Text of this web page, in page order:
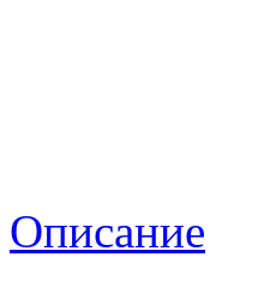
Описание